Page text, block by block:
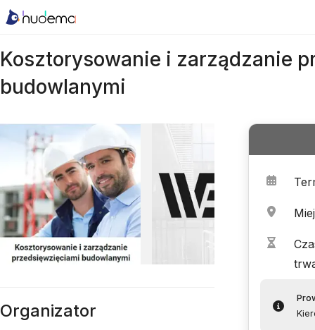
Kosztorysowanie i zarządzanie
budowlanymi
Organizator